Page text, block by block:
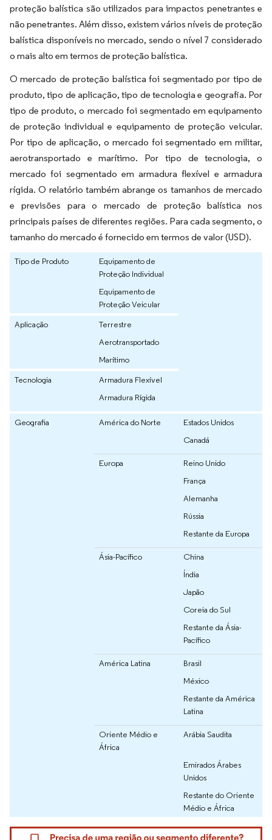
proteção balística são utilizados para impactos penetrantes e
não penetrantes. Além disso, existem vários níveis de proteção
balística disponíveis no mercado, sendo o nível 7 considerado
o mais alto em termos de proteção balística.
O mercado de proteção balística foi segmentado por tipo de
produto, tipo de aplicação, tipo de tecnologia e geografia. Por
tipo de produto, o mercado foi segmentado em equipamento
de proteção individual e equipamento de proteção veicular.
Por tipo de aplicação, o mercado foi segmentado em militar,
aerotransportado e marítimo. Por tipo de tecnologia, o
mercado foi segmentado em armadura flexível e armadura
rígida. O relatório também abrange os tamanhos de mercado
e previsões para o mercado de proteção balística nos
principais países de diferentes regiões. Para cada segmento, o
tamanho do mercado é fornecido em termos de valor (USD).
Tipo de Produto
Equipamento de
Proteção Individual
Equipamento de
Proteção Veicular
Aplicação
Terrestre
Aerotransportado
Marítimo
Tecnologia
Armadura Flexível
Armadura Rígida
Geografia América do Norte
Estados Unidos
Canadá
Europa
Reino Unido
França
Alemanha
Rússia
Restante da Europa
Ásia-Pacífico
China
Índia
Japão
Coreia do Sul
Restante da Ásia-
Pacífico
América Latina
Brasil
México
Restante da América
Latina
Oriente Médio e
África
Arábia Saudita
Emirados Árabes
Unidos
Restante do Oriente
Médio e África